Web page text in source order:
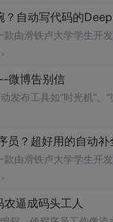
？自动写代码的
由滑铁卢大学学生开
微博告别信
发布工具如“时光机”
员？超好用的自动
由滑铁卢大学学生开
逼成码头工人